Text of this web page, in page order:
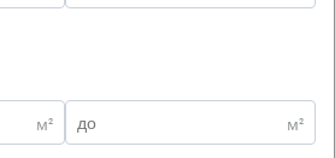
м²
м²